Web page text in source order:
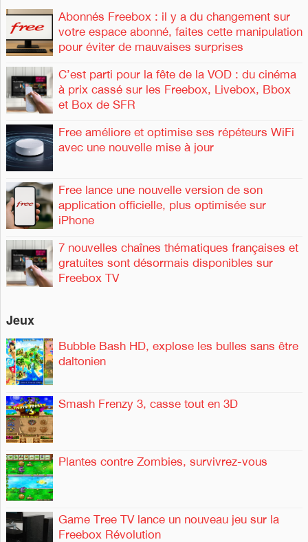
Abonnés Freebox : il y a du changement sur
votre espace abonné, faites cette manipulation
pour éviter de mauvaises surprises
C’est parti pour la fête de la VOD : du cinéma
à prix cassé sur les Freebox, Livebox, Bbox
et Box de SFR
Free améliore et optimise ses répéteurs WiFi
avec une nouvelle mise à jour
Free lance une nouvelle version de son
application officielle, plus optimisée sur
iPhone
7 nouvelles chaînes thématiques françaises et
gratuites sont désormais disponibles sur
Freebox TV
Jeux
Bubble Bash HD, explose les bulles sans être
daltonien
Smash Frenzy 3, casse tout en 3D
Plantes contre Zombies, survivrez-vous
Game Tree TV lance un nouveau jeu sur la
Freebox Révolution